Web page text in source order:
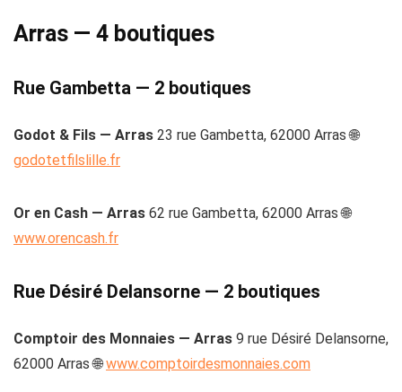
Arras — 4 boutiques
Rue Gambetta — 2 boutiques
Godot & Fils — Arras 23 rue Gambetta, 62000 Arras 🌐
godotetfilslille.fr
Or en Cash — Arras 62 rue Gambetta, 62000 Arras 🌐
www.orencash.fr
Rue Désiré Delansorne — 2 boutiques
Comptoir des Monnaies — Arras 9 rue Désiré Delansorne,
62000 Arras 🌐www.comptoirdesmonnaies.com